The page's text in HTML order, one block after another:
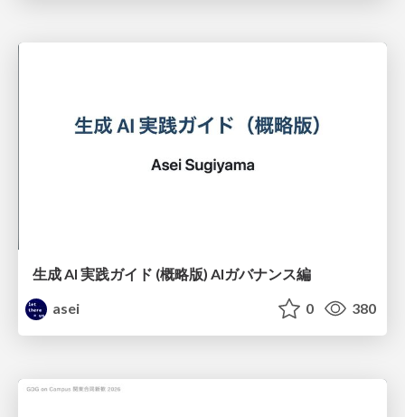
生成 AI 実践ガイド (概略版) AIガバナンス編
asei
0 380